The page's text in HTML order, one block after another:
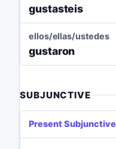
gustasteis
ellos/ellas/ustedes
gustaron
SUBJUNCTIVE
Present Subjunctive